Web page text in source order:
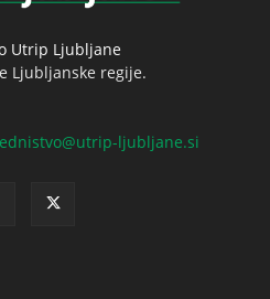
Utrip Ljubljane
Ljubljanske regije.
ljubljane.si